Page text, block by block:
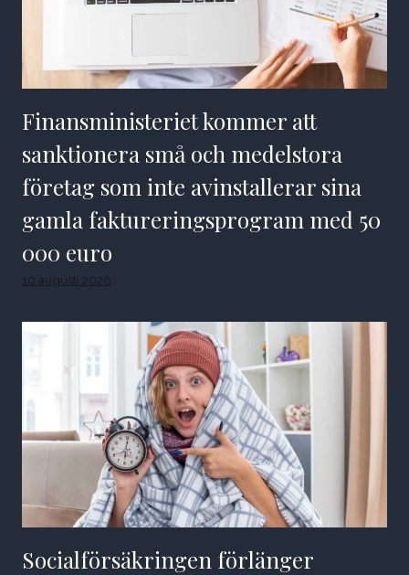
Finansministeriet kommer att
sanktionera små och medelstora
företag som inte avinstallerar sina
gamla faktureringsprogram med 50
000 euro
10 augusti 2026
Socialförsäkringen förlänger